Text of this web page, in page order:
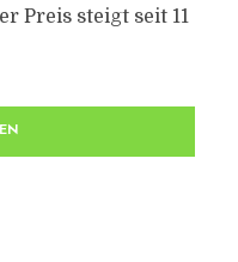
Preis steigt seit 11